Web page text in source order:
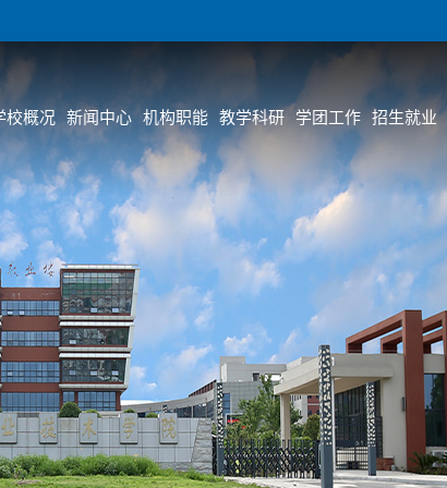
校概况 新闻中心 机构职能 教学科研 学团工作 招生就业